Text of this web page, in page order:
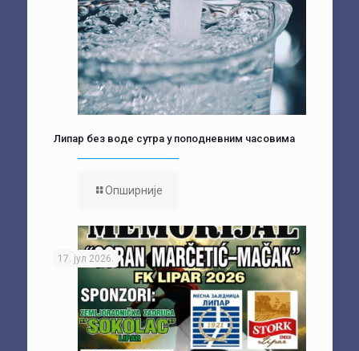
Липар без воде сутра у поподневним часовима
Опширније
17. јул 2026.